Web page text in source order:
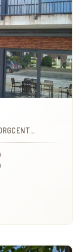
(WZC)